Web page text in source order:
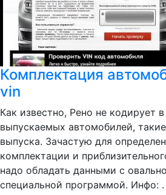
Комплектация
vin
Как известно, Рено не кодирует
выпускаемых автомобилей,
выпуска. Зачастую для
комплектации и
надо обладать данными с
специальной программой. Инфо: .